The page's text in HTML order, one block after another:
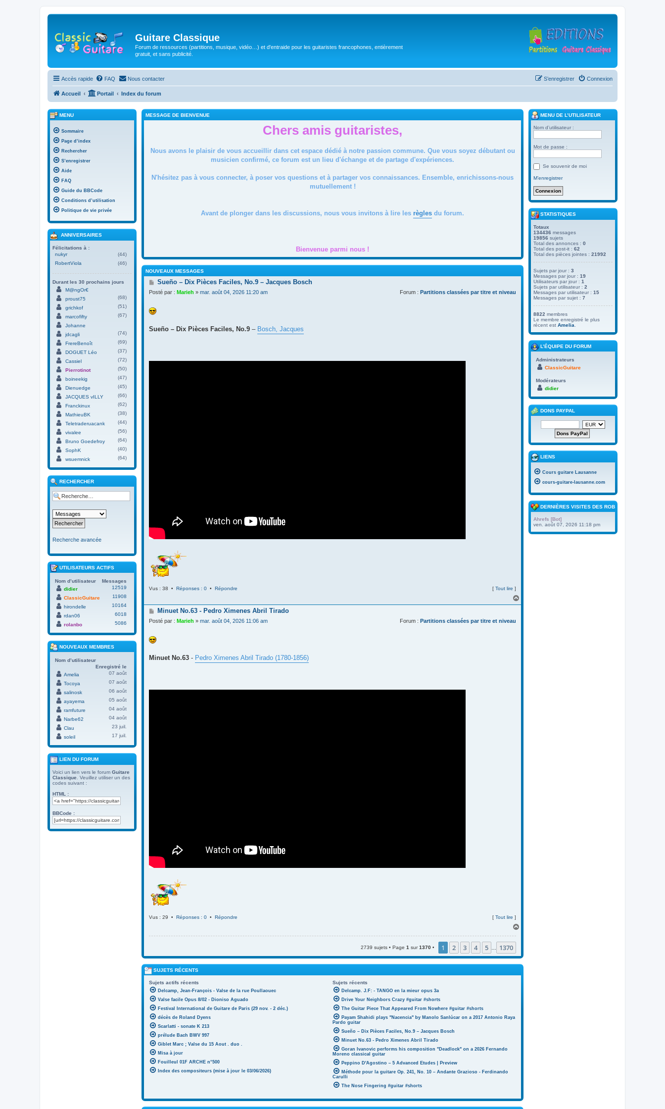
Guitare Classique
Forum de ressources (partitions, musique, vidéo…) et d'entraide pour les guitaristes francophones, entièrement
gratuit, et sans publicité.
Accès rapide FAQ Nous contacter Connexion
S’enregistrer
Accueil Portail Index du forum
MESSAGE DE BIENVENUE
Chers amis guitaristes,
Nous avons le plaisir de vous accueillir dans cet espace dédié à notre passion commune. Que vous soyez débutant ou
musicien confirmé, ce forum est un lieu d'échange et de partage d'expériences.
N'hésitez pas à vous connecter, à poser vos questions et à partager vos connaissances. Ensemble, enrichissons-nous
mutuellement !
Avant de plonger dans les discussions, nous vous invitons à lire les règles du forum.
Bienvenue parmi nous !
NOUVEAUX MESSAGES
M
s
a
g
Sueño – Dix Pièces Faciles, No.9 – Jacques Bosch
Posté par : Marieh » mar. août 04, 2026 11:20 am Forum : Partitions classées par titre et niveau
Sueño – Dix Pièces Faciles, No.9 – Bosch, Jacques
Vus : 38 • Réponses : 0 • Répondre [ Tout lire ]
a
M
s
a
g
Minuet No.63 - Pedro Ximenes Abril Tirado
Posté par : Marieh » mar. août 04, 2026 11:06 am Forum : Partitions classées par titre et niveau
Minuet No.63 - Pedro Ximenes Abril Tirado (1780-1856)
Vus : 29 • Réponses : 0 • Répondre [ Tout lire ]
2739 sujets • Page 1 sur1370 • 1 2 3 4 5 1370
SUJETS RÉCENTS
Sujets actifs récents Sujets récents
Delcamp, Jean-François - Valse de la rue Poullaouec
Valse facile Opus 8/02 - Dioniso Aguado
Festival International de Guitare de Paris (29 nov. - 2 déc.)
décès de Roland Dyens
Scarlatti - sonate K 213
prélude Bach BWV 997
Giblet Marc ; Valse du 15 Aout . duo .
Misa à jour
Fouilleul 01F ARCHE n°500
Index des compositeurs (mise à jour le 03/06/2026)
Delcamp. J.F: - TANGO en la mieur opus 3a
Drive Your Neighbors Crazy #guitar #shorts
The Guitar Piece That Appeared From Nowhere #guitar #shorts
Payam Shahidi plays "Nacencia" by Manolo Sanlúcar on a 2017 Antonio Raya
Pardo guitar
Sueño – Dix Pièces Faciles, No.9 – Jacques Bosch
Minuet No.63 - Pedro Ximenes Abril Tirado
Goran Ivanovic performs his composition "Deadlock" on a 2026 Fernando
Moreno classical guitar
Peppino D'Agostino – 5 Advanced Etudes | Preview
Méthode pour la guitare Op. 241, No. 10 – Andante Grazioso - Ferdinando
Carulli
The Nose Fingering #guitar #shorts
MENU
Sommaire
Page d’index
Rechercher
S’enregistrer
Aide
FAQ
Guide du BBCode
Conditions d’utilisation
Politique de vie privée
ANNIVERSAIRES
Félicitations à :
nukyr
(44)
RobertViola
(46)
Durant les 30 prochains jours
M@ngOr€
proust75
(68)
grichkof
(51)
marcofifty
(67)
Johanne
jdcagli
(74)
FrereBenoît
(69)
DOGUET Léo
(37)
Cassiel
(72)
Pierrotinot
(50)
boineekig
(47)
Dienuedge
(45)
JACQUES vILLY
(66)
Franckinux
(62)
MathieuBK
(38)
Teletraderuacank
(44)
vivalee
(56)
Bruno Goedefroy
(64)
SophK
(40)
wsuemnick
(64)
RECHERCHER
Recherche avancée
UTILISATEURS ACTIFS
Nom d’utilisateur
Messages
didier
12519
ClassicGuitare
11908
hirondelle
10164
rdan06
6018
rolanbo
5086
NOUVEAUX MEMBRES
Nom d’utilisateur
Enregistré le
Amelia
07 août
Tocoya
07 août
salinosk
06 août
ayayema
05 août
ramfuture
04 août
Narbe62
04 août
Clau
23 juil.
soleil
17 juil.
LIEN DU FORUM
Voici un lien vers le forum Guitare
Classique . Veuillez utiliser un des
codes suivant :
HTML :
BBCode :
MENU DE L’UTILISATEUR
Nom d’utilisateur :
Mot de passe :
Se souvenir de moi
M’enregistrer
STATISTIQUES
Totaux
134436 messages
19856 sujets
Total des annonces : 0
Total des post-it : 62
Total des pièces jointes : 21992
Sujets par jour : 3
Messages par jour : 19
Utilisateurs par jour : 1
Sujets par utilisateur : 2
Messages par utilisateur : 15
Messages par sujet : 7
8822 membres
Le membre enregistré le plus
récent est Amelia
L’ÉQUIPE DU FORUM
Administrateurs
ClassicGuitare
Modérateurs
didier
DONS PAYPAL
LIENS
Cours guitare Lausanne
cours-guitare-lausanne.com
DERNIÈRES VISITES DES ROBOTS
Ahrefs [Bot]
ven. août 07, 2026 11:18 pm